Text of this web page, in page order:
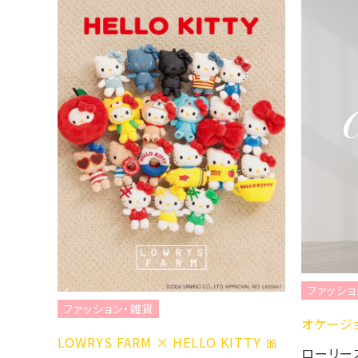
ファッション・雑貨
FARM × HELLO KITTY 🎀
ファッション・雑貨
オケージョンライ
ローリーズファーム